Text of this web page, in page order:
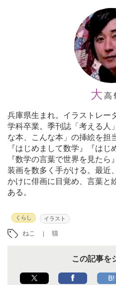
大 高
兵庫県生まれ。イラストレー
学科卒業。季刊誌「考える人
な本、こんな本」の挿絵を担
『はじめまして数学』『は
『数学の言葉で世界を見た
装画を数多く手がける。最近
かけに俳画に目覚め、言葉と
ある。
くらし イラスト
ねこ 猫
この記事を
B!